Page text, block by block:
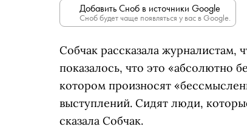
Добавить Сноб в источники Google
Сноб будет чаще появляться у вас в Google.
Собчак рассказала журналистам,
показалось, что это «абсолютно
котором произносят
выступлений. Сидят люди,
сказала Собчак.